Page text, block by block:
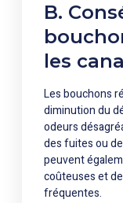
B.
les
Les bouchons
diminution du
odeurs
des fuites ou
peuvent
coûteuses et
fréquentes.